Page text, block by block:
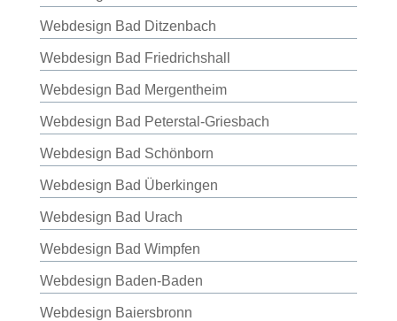
Webdesign Bad Ditzenbach
Webdesign Bad Friedrichshall
Webdesign Bad Mergentheim
Webdesign Bad Peterstal-Griesbach
Webdesign Bad Schönborn
Webdesign Bad Überkingen
Webdesign Bad Urach
Webdesign Bad Wimpfen
Webdesign Baden-Baden
Webdesign Baiersbronn